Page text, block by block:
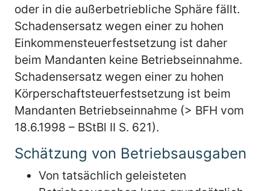
oder in die außerbetriebliche Sphäre fällt.
Schadensersatz wegen einer zu hohen
Einkommensteuerfestsetzung ist daher
beim Mandanten keine Betriebseinnahme.
Schadensersatz wegen einer zu hohen
Körperschaftsteuerfestsetzung ist beim
Mandanten Betriebseinnahme (> BFH vom
18.6.1998 – BStBl II S. 621).
Schätzung von Betriebsausgaben
Von tatsächlich geleisteten